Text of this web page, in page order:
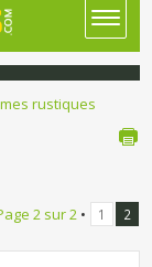
rustiques
2sur2• 1 2